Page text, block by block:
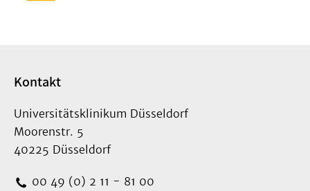
Kontakt
Universitätsklinikum Düsseldorf
Moorenstr. 5
40225 Düsseldorf
00 49 (0) 2 11 - 81 00